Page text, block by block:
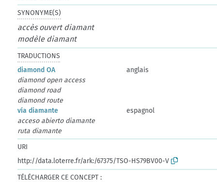
SYNONYME(S)
accès ouvert diamant
modèle diamant
TRADUCTIONS
diamond OA
anglais
diamond open access
diamond road
diamond route
vía diamante
espagnol
acceso abierto diamante
ruta diamante
URI
http://data.loterre.fr/ark:/67375/TSO-HS79BV00-V
TÉLÉCHARGER CE CONCEPT :